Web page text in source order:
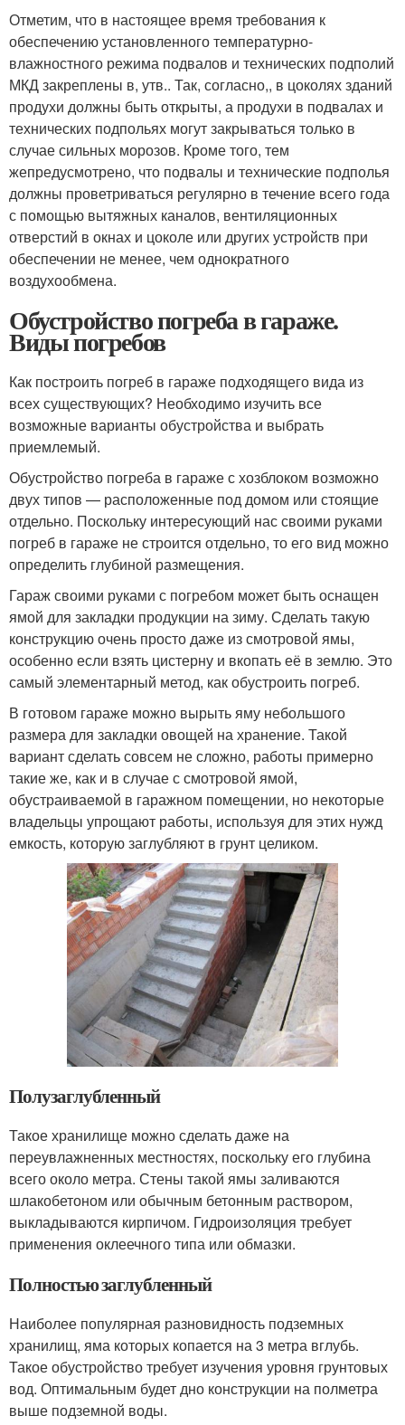
Отметим, что в настоящее время требования к
обеспечению установленного температурно-
влажностного режима подвалов и технических подполий
МКД закреплены в, утв.. Так, согласно,, в цоколях зданий
продухи должны быть открыты, а продухи в подвалах и
технических подпольях могут закрываться только в
случае сильных морозов. Кроме того, тем
жепредусмотрено, что подвалы и технические подполья
должны проветриваться регулярно в течение всего года
с помощью вытяжных каналов, вентиляционных
отверстий в окнах и цоколе или других устройств при
обеспечении не менее, чем однократного
воздухообмена.
Обустройство погреба в гараже.
Виды погребов
Как построить погреб в гараже подходящего вида из
всех существующих? Необходимо изучить все
возможные варианты обустройства и выбрать
приемлемый.
Обустройство погреба в гараже с хозблоком возможно
двух типов — расположенные под домом или стоящие
отдельно. Поскольку интересующий нас своими руками
погреб в гараже не строится отдельно, то его вид можно
определить глубиной размещения.
Гараж своими руками с погребом может быть оснащен
ямой для закладки продукции на зиму. Сделать такую
конструкцию очень просто даже из смотровой ямы,
особенно если взять цистерну и вкопать её в землю. Это
самый элементарный метод, как обустроить погреб.
В готовом гараже можно вырыть яму небольшого
размера для закладки овощей на хранение. Такой
вариант сделать совсем не сложно, работы примерно
такие же, как и в случае с смотровой ямой,
обустраиваемой в гаражном помещении, но некоторые
владельцы упрощают работы, используя для этих нужд
емкость, которую заглубляют в грунт целиком.
Полузаглубленный
Такое хранилище можно сделать даже на
переувлажненных местностях, поскольку его глубина
всего около метра. Стены такой ямы заливаются
шлакобетоном или обычным бетонным раствором,
выкладываются кирпичом. Гидроизоляция требует
применения оклеечного типа или обмазки.
Полностью заглубленный
Наиболее популярная разновидность подземных
хранилищ, яма которых копается на 3 метра вглубь.
Такое обустройство требует изучения уровня грунтовых
вод. Оптимальным будет дно конструкции на полметра
выше подземной воды.